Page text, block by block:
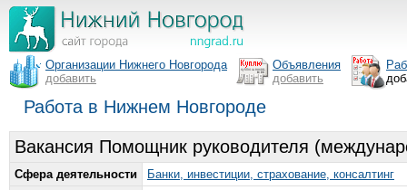
Организации Нижнего Новгорода
добавить
Объявления
добавить
Работа в Нижнем Новгороде
Вакансия Помощник руководителя
Сфера деятельности Банки, инвестиции, страхование, консалтинг